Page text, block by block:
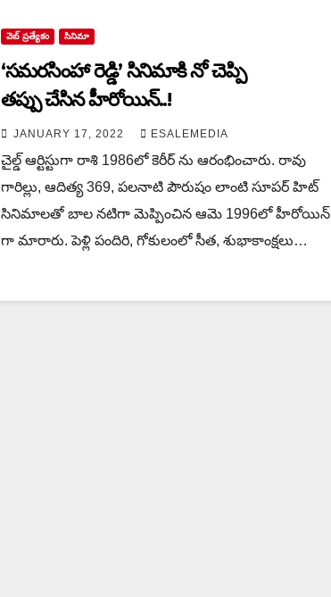
వెబ్ ప్రత్యేకం సినిమా
‘సమరసింహా రెడ్డి’ సినిమాకి నో చెప్పి
తప్పు చేసిన హీరోయిన్..!
JANUARY 17, 2022 ESALEMEDIA
చైల్డ్ ఆర్టిస్టుగా రాశి 1986లో కెరీర్ ను ఆరంభించారు. రావు
గారిల్లు, ఆదిత్య 369, పలనాటి పౌరుషం లాంటి సూపర్ హిట్
సినిమాలతో బాల నటిగా మెప్పించిన ఆమె 1996లో హీరోయిన్
గా మారారు. పెళ్లి పందిరి, గోకులంలో సీత, శుభాకాంక్షలు…